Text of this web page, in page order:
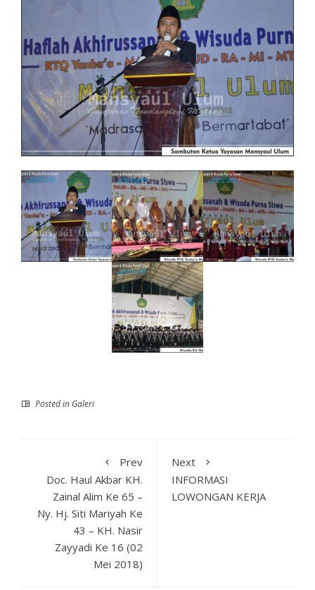
Posted in Galeri
Prev
Doc. Haul Akbar KH.
Zainal Alim Ke 65 –
Ny. Hj. Siti Mariyah Ke
43 – KH. Nasir
Zayyadi Ke 16 (02
Mei 2018)
Next
INFORMASI
LOWONGAN KERJA